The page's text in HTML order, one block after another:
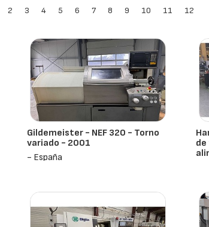
2 3 4 5 6 7 8 9 10 11 12
Gildemeister - NEF 320 - Torno
variado - 2001
- España
de